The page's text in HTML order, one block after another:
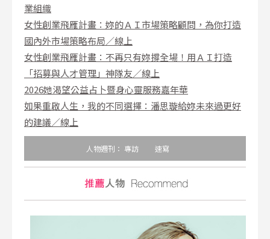
業組織
女性創業飛雁計畫：妳的ＡＩ市場策略顧問，為你打造
國內外市場策略布局／線上
女性創業飛雁計畫：不再只有妳撐全場！用ＡＩ打造
「招募與人才管理」神隊友／線上
2026她渴望公益占卜暨身心靈服務嘉年華
如果重啟人生，我的不同選擇：潘思璇給妳未來過更好
的建議／線上
人物週刊： 專訪 速寫